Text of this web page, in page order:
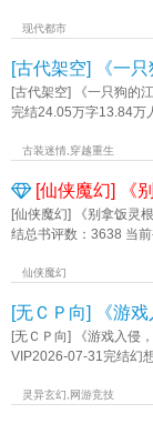
【追妻】【甜宠】【
眼，林祺鹦就觉得自
在！ 一定要追到他，
示好，他都是一副极
推我这辈子都不洗手
丝私联什么有人黑我男
炸成灰…… 新坑感谢
《不是，你是我毒唯啊
现代都市
[古代架空] 《一只狗的
完结24.05万字13.84
题： 屠夫之刀，悬
运； 他以为自己的过
比他差，怎么也混成
人，也将揭开很多旧
还是要面对那些不得
喜怒无常受 成君x夏
情仇爱恨交织的武侠故
读； 日更。 标签：
古装迷情,穿越重生
[仙侠魔幻] 《
[仙侠魔幻] 《别拿饭灵
结总书评数：3638 当
师姐 原主灵根被废
呀 她在穿书前，是
锅铲养活自己 野生
气长大的家禽，不论
客…… 秦羡：您的
仙侠魔幻
[无ＣＰ向] 《游戏入侵
VIP2026-07-31完结幻
杳醒来时，车厢空荡，
灵异玄幻,网游竞技